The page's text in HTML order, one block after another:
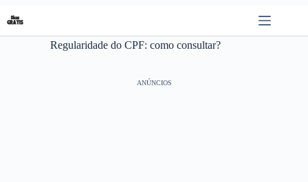
para
o
Regularidade do CPF: como consultar?
ANÚNCIOS